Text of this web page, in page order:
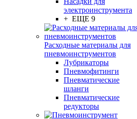
электроинструмента
+ ЕЩЕ 9
Расходные материалы для
пневмоинструментов
Лубрикаторы
Пневмофитинги
Пневматические
шланги
Пневматические
редукторы